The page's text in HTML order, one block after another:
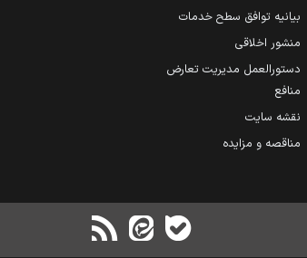
بیانیه توافق سطح خدمات
منشور اخلاقی
دستورالعمل مدیریت تعارض
منافع
نقشه سایت
مناقصه و مزایده